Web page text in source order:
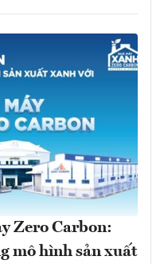
Zero Carbon:
mô hình sản xuất